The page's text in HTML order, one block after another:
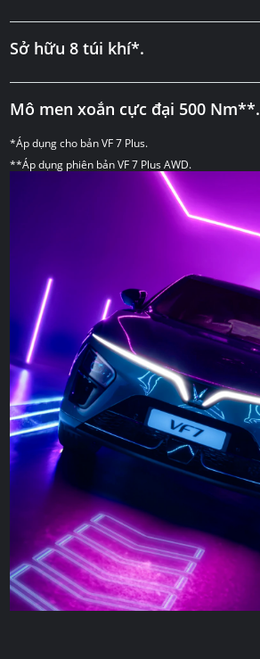
Sở hữu 8 túi khí*.
Mô men xoắn cực đại 500 Nm**.
*Áp dụng cho bản VF 7 Plus.
**Áp dụng phiên bản VF 7 Plus AWD.